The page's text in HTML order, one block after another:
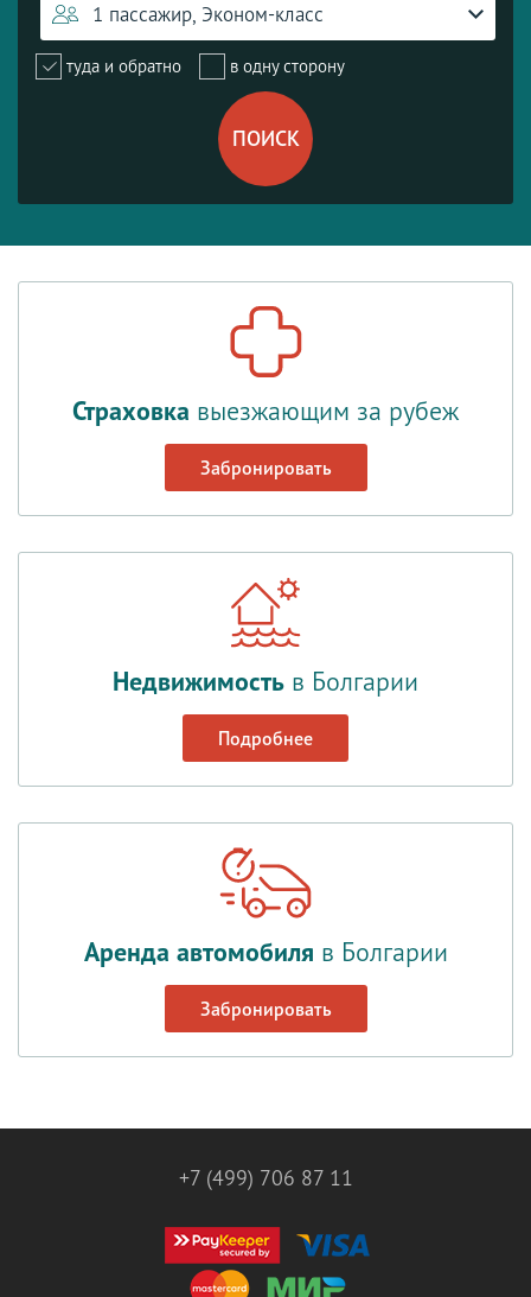
1 пассажир, Эконом-класс
туда и обратно в одну сторону
Страховка выезжающим за рубеж
Забронировать
Недвижимость в Болгарии
Подробнее
Аренда автомобиля в Болгарии
Забронировать
+7 (499) 706 87 11